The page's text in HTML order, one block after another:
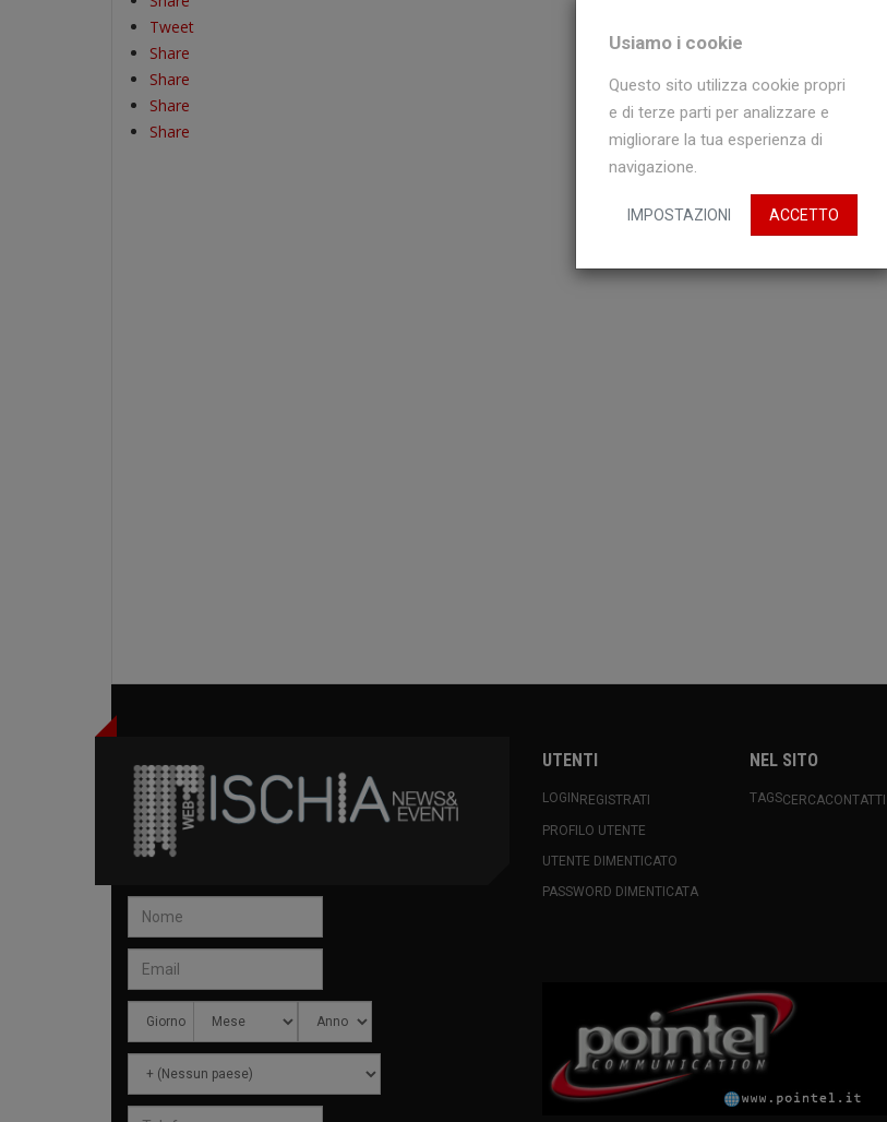
Tweet
Share
Share
Share
Share
UTENTI
LOGIN REGISTRATI
PROFILO UTENTE
UTENTE DIMENTICATO
PASSWORD DIMENTICATA
NEL SITO
TAGSCERCACONTATTI
Usiamo i cookie
Questo sito utilizza cookie propri
e di terze parti per analizzare e
migliorare la tua esperienza di
navigazione.
IMPOSTAZIONI ACCETTO